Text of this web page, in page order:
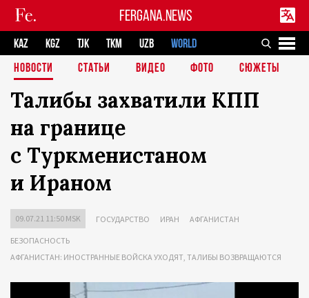
FERGANA.NEWS
KAZ KGZ TJK TKM UZB
WORLD
НОВОСТИ
СТАТЬИ ВИДЕО ФОТО СЮЖЕТЫ
Талибы захватили КПП
на границе
с Туркменистаном
и Ираном
09.07.21 11:50 MSK ГОСУДАРСТВО ИРАН АФГАНИСТАН
БЕЗОПАСНОСТЬ
АФГАНИСТАН: ИНОСТРАННЫЕ ВОЙСКА УХОДЯТ, ТАЛИБЫ ВОЗВРАЩАЮТСЯ